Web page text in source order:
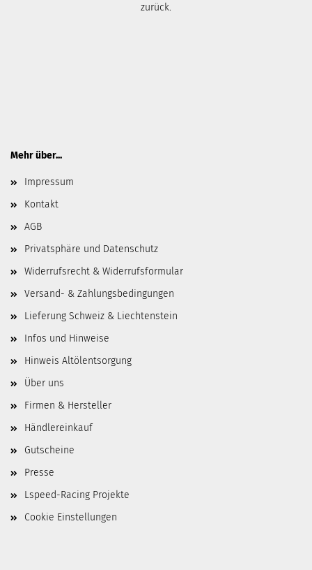
zurück.
Mehr über...
Impressum
Kontakt
AGB
Privatsphäre und Datenschutz
Widerrufsrecht & Widerrufsformular
Versand- & Zahlungsbedingungen
Lieferung Schweiz & Liechtenstein
Infos und Hinweise
Hinweis Altölentsorgung
Über uns
Firmen & Hersteller
Händlereinkauf
Gutscheine
Presse
Lspeed-Racing Projekte
Cookie Einstellungen